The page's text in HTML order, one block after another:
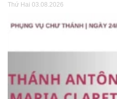
Thứ Hai 03.08.2026